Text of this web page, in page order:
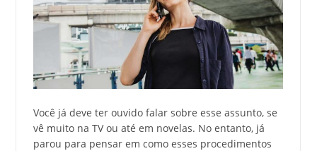
Você já deve ter ouvido falar sobre esse assunto, se
vê muito na TV ou até em novelas. No entanto, já
parou para pensar em como esses procedimentos